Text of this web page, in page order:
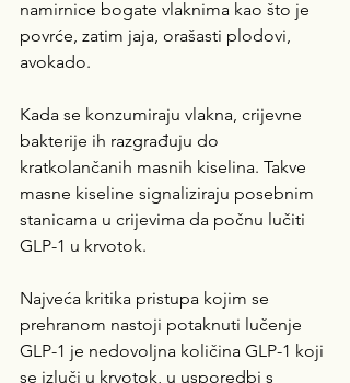
namirnice bogate vlaknima kao što je
povrće, zatim jaja, orašasti plodovi,
avokado.
Kada se konzumiraju vlakna, crijevne
bakterije ih razgrađuju do
kratkolančanih masnih kiselina. Takve
masne kiseline signaliziraju posebnim
stanicama u crijevima da počnu lučiti
GLP-1 u krvotok.
Najveća kritika pristupa kojim se
prehranom nastoji potaknuti lučenje
GLP-1 je nedovoljna količina GLP-1 koji
se izluči u krvotok, u usporedbi s